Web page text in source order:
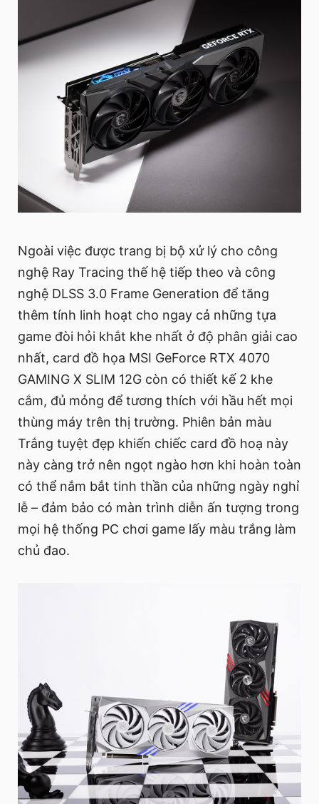
Ngoài việc được trang bị bộ xử lý cho công
nghệ Ray Tracing thế hệ tiếp theo và công
nghệ DLSS 3.0 Frame Generation để tăng
thêm tính linh hoạt cho ngay cả những tựa
game đòi hỏi khắt khe nhất ở độ phân giải cao
nhất, card đồ họa MSI GeForce RTX 4070
GAMING X SLIM 12G còn có thiết kế 2 khe
cắm, đủ mỏng để tương thích với hầu hết mọi
thùng máy trên thị trường. Phiên bản màu
Trắng tuyệt đẹp khiến chiếc card đồ hoạ này
này càng trở nên ngọt ngào hơn khi hoàn toàn
có thể nắm bắt tinh thần của những ngày nghỉ
lễ – đảm bảo có màn trình diễn ấn tượng trong
mọi hệ thống PC chơi game lấy màu trắng làm
chủ đao.